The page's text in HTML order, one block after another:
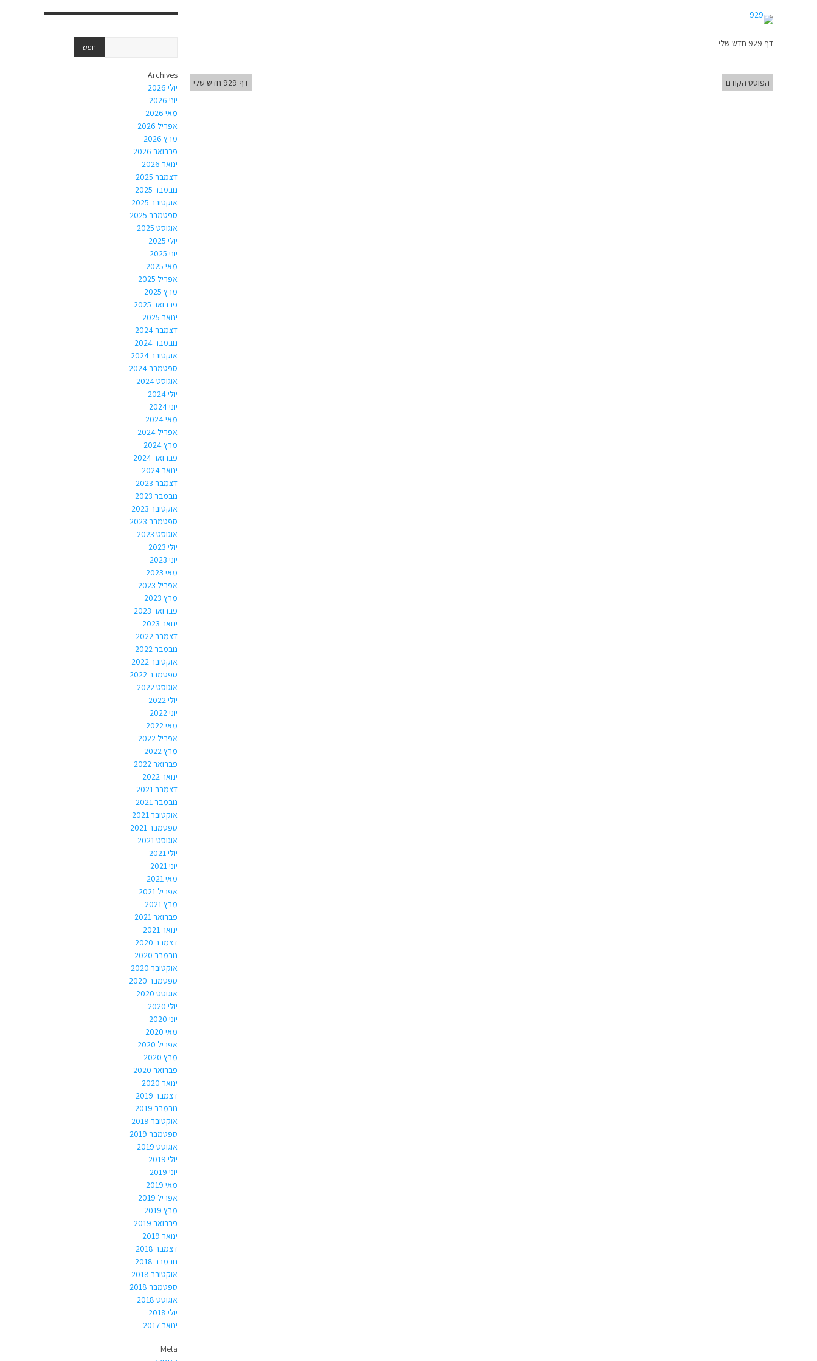
דף 929 חדש שלי
הפוסט הקודם דף 929 חדש שלי
Archives
יולי 2026
יוני 2026
מאי 2026
אפריל 2026
מרץ 2026
פברואר 2026
ינואר 2026
דצמבר 2025
נובמבר 2025
אוקטובר 2025
ספטמבר 2025
אוגוסט 2025
יולי 2025
יוני 2025
מאי 2025
אפריל 2025
מרץ 2025
פברואר 2025
ינואר 2025
דצמבר 2024
נובמבר 2024
אוקטובר 2024
ספטמבר 2024
אוגוסט 2024
יולי 2024
יוני 2024
מאי 2024
אפריל 2024
מרץ 2024
פברואר 2024
ינואר 2024
דצמבר 2023
נובמבר 2023
אוקטובר 2023
ספטמבר 2023
אוגוסט 2023
יולי 2023
יוני 2023
מאי 2023
אפריל 2023
מרץ 2023
פברואר 2023
ינואר 2023
דצמבר 2022
נובמבר 2022
אוקטובר 2022
ספטמבר 2022
אוגוסט 2022
יולי 2022
יוני 2022
מאי 2022
אפריל 2022
מרץ 2022
פברואר 2022
ינואר 2022
דצמבר 2021
נובמבר 2021
אוקטובר 2021
ספטמבר 2021
אוגוסט 2021
יולי 2021
יוני 2021
מאי 2021
אפריל 2021
מרץ 2021
פברואר 2021
ינואר 2021
דצמבר 2020
נובמבר 2020
אוקטובר 2020
ספטמבר 2020
אוגוסט 2020
יולי 2020
יוני 2020
מאי 2020
אפריל 2020
מרץ 2020
פברואר 2020
ינואר 2020
דצמבר 2019
נובמבר 2019
אוקטובר 2019
ספטמבר 2019
אוגוסט 2019
יולי 2019
יוני 2019
מאי 2019
אפריל 2019
מרץ 2019
פברואר 2019
ינואר 2019
דצמבר 2018
נובמבר 2018
אוקטובר 2018
ספטמבר 2018
אוגוסט 2018
יולי 2018
ינואר 2017
Meta